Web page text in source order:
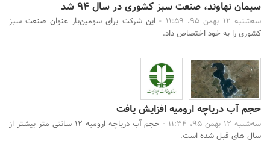
سیمان نهاوند، صنعت سبز کشوری در سال 94 شد
سه‌شنبه 12 بهمن 95، 11:59 -
این شرکت برای سومین‌بار عنوان صنعت سبز
کشوری را به خود اختصاص داد.
حجم آب دریاچه ارومیه افزایش یافت
سه‌شنبه 12 بهمن 95، 11:34 -
حجم آب دریاچه ارومیه 12 سانتی متر بیشتر از
سال های قبل شده است.